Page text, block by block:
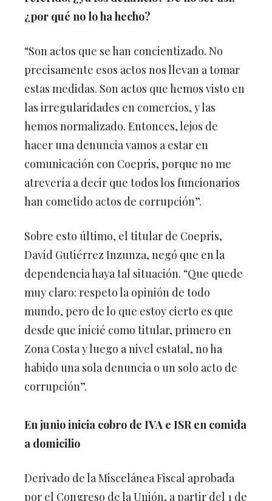
¿por qué no lo ha hecho?
“Son actos que se han concientizado. No
precisamente esos actos nos llevan a tomar
estas medidas. Son actos que hemos visto en
las irregularidades en comercios, y las
hemos normalizado. Entonces, lejos de
hacer una denuncia vamos a estar en
comunicación con Coepris, porque no me
atrevería a decir que todos los funcionarios
han cometido actos de corrupción”.
Sobre esto último, el titular de Coepris,
David Gutiérrez Inzunza, negó que en la
dependencia haya tal situación. “Que quede
muy claro: respeto la opinión de todo
mundo, pero de lo que estoy cierto es que
desde que inicié como titular, primero en
Zona Costa y luego a nivel estatal, no ha
habido una sola denuncia o un solo acto de
corrupción”.
En junio inicia cobro de IVA e ISR en comida
a domicilio
Derivado de la Miscelánea Fiscal aprobada
por el Congreso de la Unión, a partir del 1 de